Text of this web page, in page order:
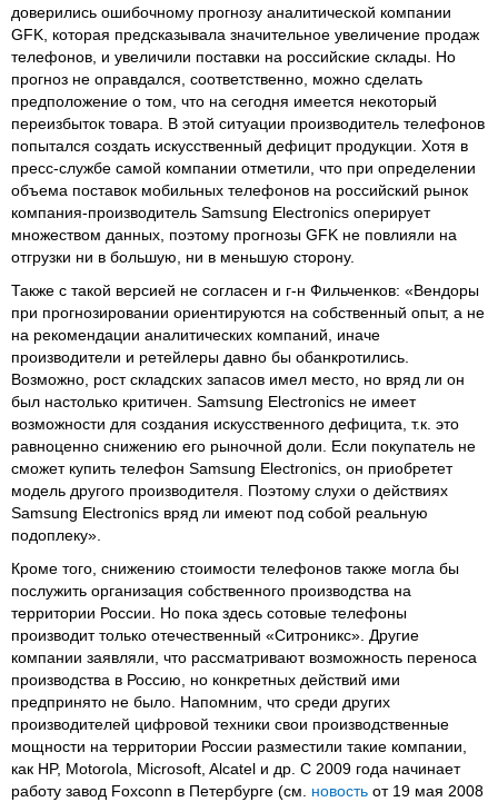
доверились ошибочному прогнозу аналитической компании
GFK, которая предсказывала значительное увеличение продаж
телефонов, и увеличили поставки на российские склады. Но
прогноз не оправдался, соответственно, можно сделать
предположение о том, что на сегодня имеется некоторый
переизбыток товара. В этой ситуации производитель телефонов
попытался создать искусственный дефицит продукции. Хотя в
пресс-службе самой компании отметили, что при определении
объема поставок мобильных телефонов на российский рынок
компания-производитель Samsung Electronics оперирует
множеством данных, поэтому прогнозы GFK не повлияли на
отгрузки ни в большую, ни в меньшую сторону.
Также с такой версией не согласен и г-н Фильченков: «Вендоры
при прогнозировании ориентируются на собственный опыт, а не
на рекомендации аналитических компаний, иначе
производители и ретейлеры давно бы обанкротились.
Возможно, рост складских запасов имел место, но вряд ли он
был настолько критичен. Samsung Electronics не имеет
возможности для создания искусственного дефицита, т.к. это
равноценно снижению его рыночной доли. Если покупатель не
сможет купить телефон Samsung Electronics, он приобретет
модель другого производителя. Поэтому слухи о действиях
Samsung Electronics вряд ли имеют под собой реальную
подоплеку».
Кроме того, снижению стоимости телефонов также могла бы
послужить организация собственного производства на
территории России. Но пока здесь сотовые телефоны
производит только отечественный «Ситроникс». Другие
компании заявляли, что рассматривают возможность переноса
производства в Россию, но конкретных действий ими
предпринято не было. Напомним, что среди других
производителей цифровой техники свои производственные
мощности на территории России разместили такие компании,
как HP, Motorola, Microsoft, Alcatel и др. С 2009 года начинает
работу завод Foxconn в Петербурге (см. новость от 19 мая 2008